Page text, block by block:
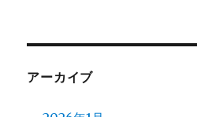
アーカイブ